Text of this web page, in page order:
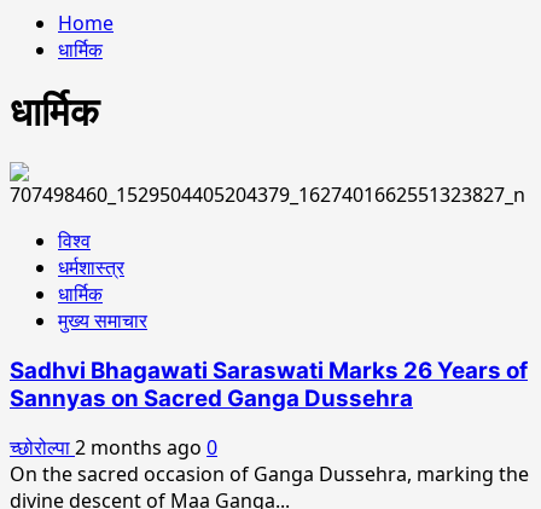
Home
धार्मिक
धार्मिक
विश्व
धर्मशास्त्र
धार्मिक
मुख्य समाचार
Sadhvi Bhagawati Saraswati Marks 26 Years of
Sannyas on Sacred Ganga Dussehra
च्छोरोल्पा2 months ago 0
On the sacred occasion of Ganga Dussehra, marking the
divine descent of Maa Ganga...